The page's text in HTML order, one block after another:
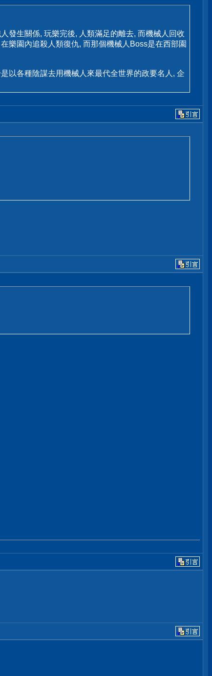
發生關係, 玩樂完後, 人類滿足的離去, 而機械人回收
樂園內追殺人類復仇, 而那個機械人Boss是在西部園
以各種陰謀去用機械人來最代全世界的政要名人, 企